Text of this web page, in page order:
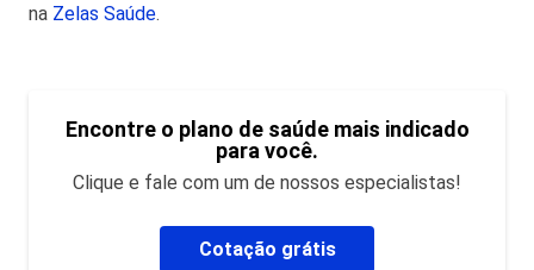
na Zelas Saúde.
Encontre o plano de saúde mais indicado
para você.
Clique e fale com um de nossos especialistas!
Cotação grátis